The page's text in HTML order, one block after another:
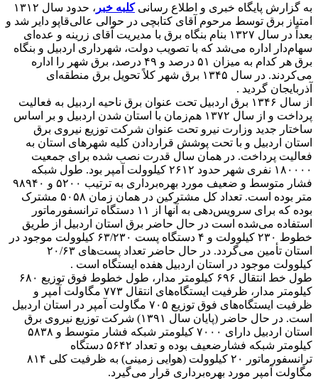
به گزارش پایگاه خبری و اطلاع رسانیکلبه خبر
، حدود سال ۱۳۱۲
امتیاز برق توسط مرحوم آقای کتابچی در حوالی عالی‌قاپو دایر شد و
بعداً در سال ۱۳۲۷ بنام بنگاه برق با مدیریت آقای زرینه و عده‌ای
سهام‌دار اداره می‌شد که با تصویب دولت، شهرداری اردبیل و بنگاه
برق هر کدام به میزان ۵۱ درصد و ۴۹ درصد، برق شهر را اداره
می‌کردند. در سال ۱۳۴۵ برق شهر کلاً تحویل برق منطقه‌ای
آذربایجان گردید .
از سال ۱۳۴۶ برق اردبیل تحت عنوان برق ناحیه اردبیل به فعالیت
پرداخت و از سال ۱۳۷۲ هم‌زمان با استان شدن اردبیل و بر اساس
ساختار جدید وزارت نیرو تحت عنوان شرکت توزیع نیروی برق
استان اردبیل و با تحت پوشش قراردادن کلیه شهرهای استان به
فعالیت پرداخت. در همان سال قدرت نصب شده برای جمعیت
۱۸۰۰۰۰ نفری شهر حدود ۲۶۱۲ کیلوولت آمپر بود. طول شبکه
فشار متوسط و ضعیف مورد بهره‌برداری به ترتیب ۵۲۰۰ و ۹۸۹۴۰
متر بوده است. تعداد کل مشترکین در همان زمان ۵۰۵۸ مشترک
بوده که برای سرویس‌دهی به آنها از ۱۱ دستگاه ترانسفورماتور
استفاده می‌شده است در حال حاضر برق استان اردبیل از طریق
خطوط ۲۳۰ کیلوولت و ۴ دستگاه پست ۶۳/۲۳۰ کیلوولت موجود در
استان تأمین می‌گردد. در حال حاضر تعداد پست‌های ۲۰/۶۳
کیلوولت موجود در استان اردبیل هفده ایستگاه است .
طول خط انتقال ۶۹۶ کیلومتر مدار، طول خطوط فوق توزیع ۶۸۰
کیلومتر مدار، ظرفیت ایستگاه‌های انتقال ۷۷۳ مگاولت آمپر و
ظرفیت ایستگاه‌های فوق توزیع ۷۰۵ مگاولت آمپر در استان اردبیل
است. در حال حاضر (پایان سال ۱۳۹۱) شرکت توزیع نیروی برق
استان اردبیل دارای ۷۰۰۰ کیلومتر شبکه فشار متوسط و ۵۸۳۸
کیلومتر شبکه فشارضعیف بوده و تعداد ۵۶۴۲ دستگاه
ترانسفورماتور ۲۰ کیلوولت (هوایی زمینی) به ظرفیت کلی ۸۱۴
مگاولت آمپر مورد بهره‌برداری قرار می‌گیرد.